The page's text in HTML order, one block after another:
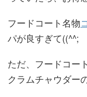
フードコート名物
パが良すぎて((^^;
ただ、フードコー
クラムチャウダー